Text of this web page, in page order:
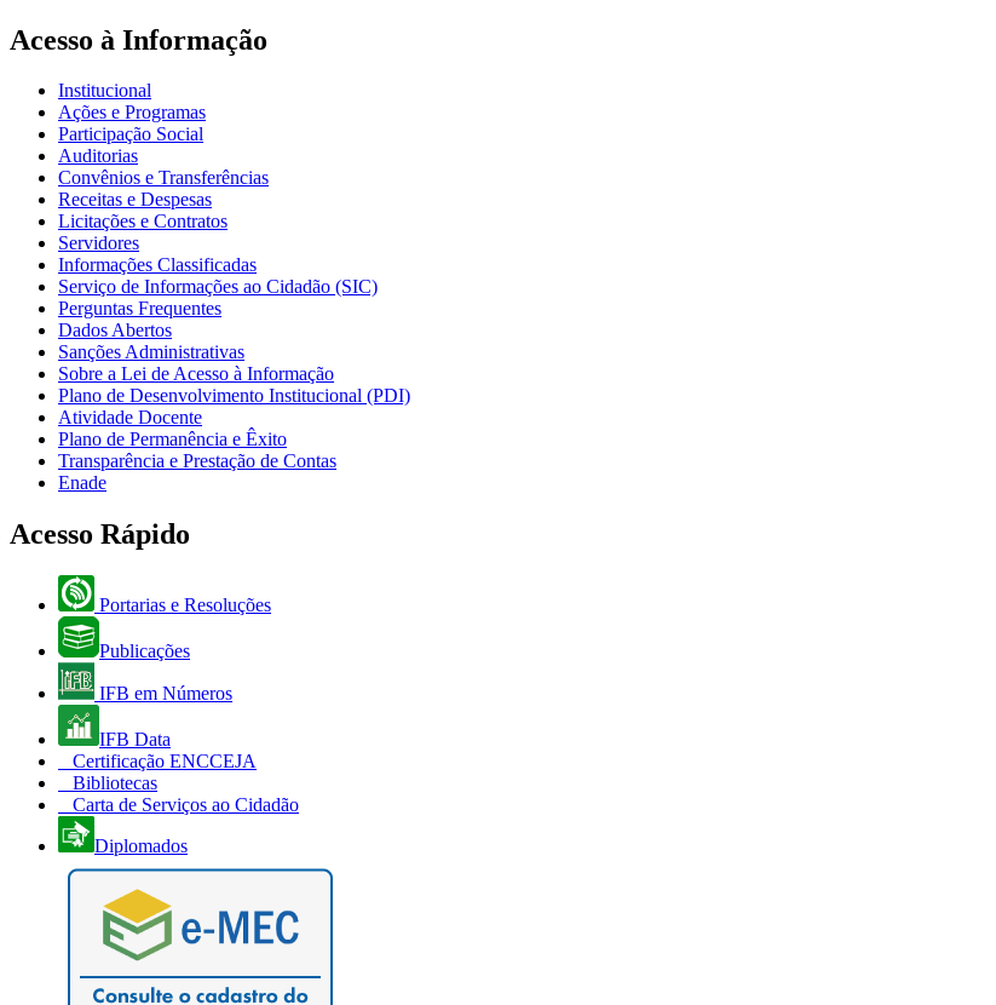
Acesso à Informação
Institucional
Ações e Programas
Participação Social
Auditorias
Convênios e Transferências
Receitas e Despesas
Licitações e Contratos
Servidores
Informações Classificadas
Serviço de Informações ao Cidadão (SIC)
Perguntas Frequentes
Dados Abertos
Sanções Administrativas
Sobre a Lei de Acesso à Informação
Plano de Desenvolvimento Institucional (PDI)
Atividade Docente
Plano de Permanência e Êxito
Transparência e Prestação de Contas
Enade
Acesso Rápido
Portarias e Resoluções
Publicações
IFB em Números
IFB Data
Certificação ENCCEJA
Bibliotecas
Carta de Serviços ao Cidadão
Diplomados